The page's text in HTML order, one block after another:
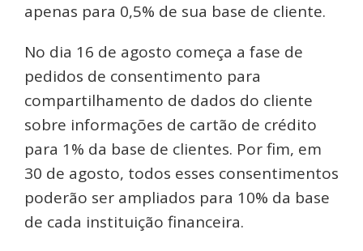
apenas para 0,5% de sua base de cliente.
No dia 16 de agosto começa a fase de
pedidos de consentimento para
compartilhamento de dados do cliente
sobre informações de cartão de crédito
para 1% da base de clientes. Por fim, em
30 de agosto, todos esses consentimentos
poderão ser ampliados para 10% da base
de cada instituição financeira.